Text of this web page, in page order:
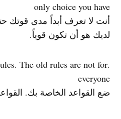
only choice you have
أنت لا تعرف أبداً مدى قوتك
لديك هو أن تكون قوياً.
The old rules are not for
everyone
ضع القواعد الخاصة بك.